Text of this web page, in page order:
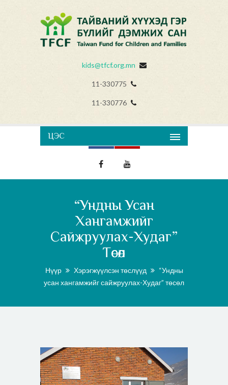
kids@tfcf.org.mn
11-330775
11-330776
ЦЭС
“Ундны Усан
Хангамжийг
Сайжруулах-Худаг”
Төсөл
Нүүр Хэрэгжүүлсэн төслүүд
“Ундны
усан хангамжийг сайжруулах-Худаг” төсөл